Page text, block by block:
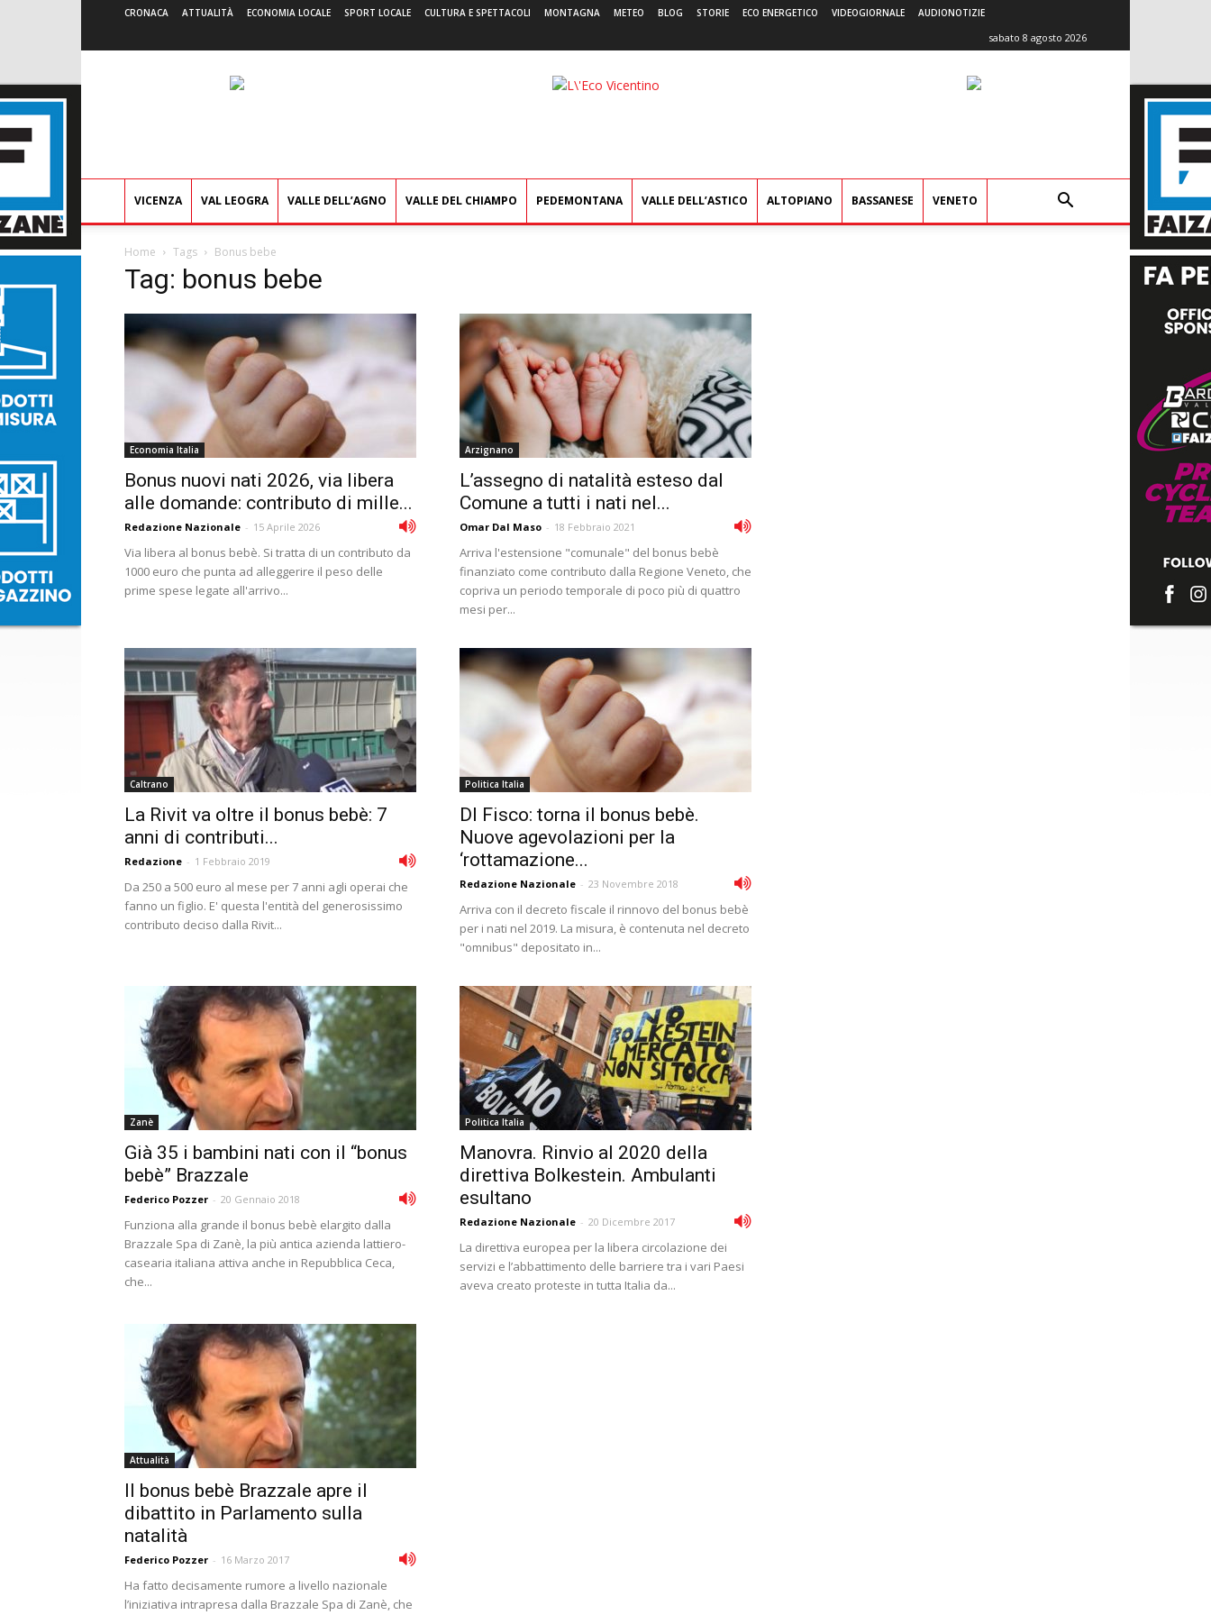
CRONACA ATTUALITÀ ECONOMIA LOCALE SPORT LOCALE CULTURA E SPETTACOLI MONTAGNA METEO BLOG STORIE ECO ENERGETICO VIDEOGIORNALE AUDIONOTIZIE
sabato 8 agosto 2026
L'Eco
VICENZA VAL LEOGRA VALLE DELL’AGNO VALLE DEL CHIAMPO PEDEMONTANA VALLE DELL’ASTICO ALTOPIANO BASSANESE VENETO
Home Tags Bonus bebe
Tag: bonus bebe
Economia Italia
Bonus nuovi nati 2026, via libera
alle domande: contributo di mille...
Redazione Nazionale - 15 Aprile 2026
Via libera al bonus bebè. Si tratta di un contributo da
1000 euro che punta ad alleggerire il peso delle
prime spese legate all'arrivo...
Arzignano
L’assegno di natalità esteso dal
Comune a tutti i nati nel...
Omar Dal Maso - 18 Febbraio 2021
Arriva l'estensione "comunale" del bonus bebè
finanziato come contributo dalla Regione Veneto, che
copriva un periodo temporale di poco più di quattro
mesi per...
Caltrano
La Rivit va oltre il bonus bebè: 7
anni di contributi...
Redazione - 1 Febbraio 2019
Da 250 a 500 euro al mese per 7 anni agli operai che
fanno un figlio. E' questa l'entità del generosissimo
contributo deciso dalla Rivit...
Politica Italia
Dl Fisco: torna il bonus bebè.
Nuove agevolazioni per la
‘rottamazione...
Redazione Nazionale - 23 Novembre 2018
Arriva con il decreto fiscale il rinnovo del bonus bebè
per i nati nel 2019. La misura, è contenuta nel decreto
"omnibus" depositato in...
Zanè
Già 35 i bambini nati con il “bonus
bebè” Brazzale
Federico Pozzer - 20 Gennaio 2018
Funziona alla grande il bonus bebè elargito dalla
Brazzale Spa di Zanè, la più antica azienda lattiero-
casearia italiana attiva anche in Repubblica Ceca,
che...
Politica Italia
Manovra. Rinvio al 2020 della
direttiva Bolkestein. Ambulanti
esultano
Redazione Nazionale - 20 Dicembre 2017
La direttiva europea per la libera circolazione dei
servizi e l’abbattimento delle barriere tra i vari Paesi
aveva creato proteste in tutta Italia da...
Attualità
Il bonus bebè Brazzale apre il
dibattito in Parlamento sulla
natalità
Federico Pozzer - 16 Marzo 2017
Ha fatto decisamente rumore a livello nazionale
l’iniziativa intrapresa dalla Brazzale Spa di Zanè, che